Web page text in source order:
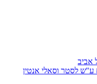
ע"ש לסטר וסאלי אנטין